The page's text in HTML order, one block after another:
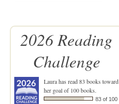
2026 Reading
Challenge
Laurahas read 83 books toward
her goal of 100 books.
83 of 100